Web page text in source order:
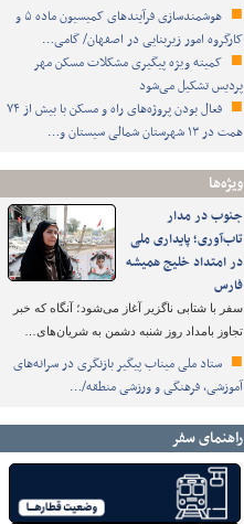
هوشمندسازی فرآیندهای کمیسیون ماده ۵ و
کارگروه امور زیربنایی در اصفهان/ گامی…
کمیته ویژه پیگیری مشکلات مسکن مهر
پردیس تشکیل می‌شود
فعال بودن پروژه‌های راه و مسکن با بیش از ۷۴
همت در ۱۳ شهرستان شمالی سیستان و…
ویژه‌ها
جنوب در مدار
تاب‌آوری؛ پایداری ملی
در امتداد خلیج همیشه
فارس
سفر با شتابی ناگزیر آغاز می‌شود؛ آنگاه که خبر
تجاوز بامداد روز شنبه دشمن به شریان‌های…
ستاد ملی میناب پیگیر بازنگری در سرانه‌های
آموزشی، فرهنگی و ورزشی منطقه/…
راهنمای سفر